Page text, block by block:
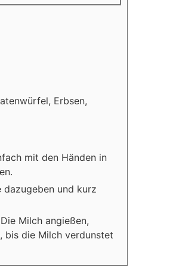
Erbsen,
mit den Händen in
und kurz
Milch angießen,
bis die Milch verdunstet